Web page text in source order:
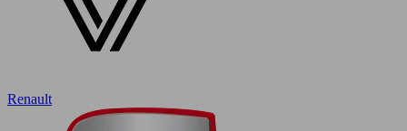
Renault